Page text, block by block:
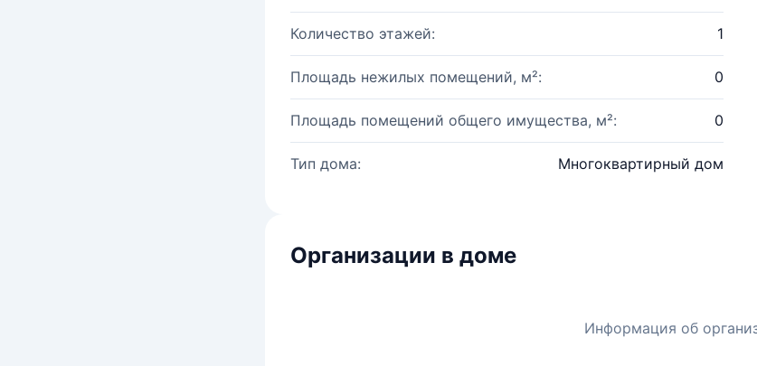
Количество этажей: 1
Площадь нежилых помещений, м²: 0
Площадь помещений общего имущества, м²: 0
Тип дома: Многоквартирный дом
Организации в доме
Информация об